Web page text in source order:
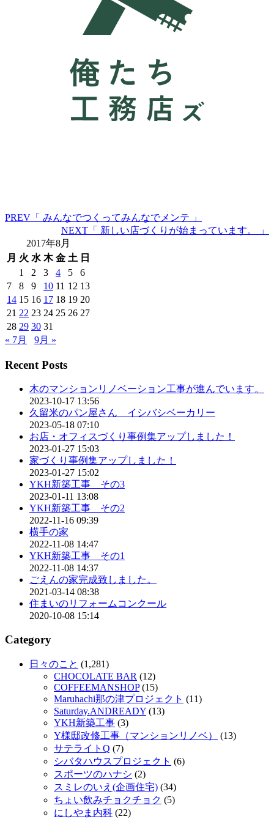
PREV 「 みんなでつくってみんなでメンテ 」
NEXT 「 新しい店づくりが始まっています。 」
2017年8月
月 火 水 木 金 土 日
1
2 3 4 5
6
7
8 9 10 11 12 13
14 15 16 17 18 19 20
21 22 23 24 25 26 27
28 29 30 31
« 7月
9月 »
Recent Posts
木のマンションリノベーション工事が進んでいます。
2023-10-17 13:56
久留米のパン屋さん イシバシベーカリー
2023-05-18 07:10
お店・オフィスづくり事例集アップしました！
2023-01-27 15:03
家づくり事例集アップしました！
2023-01-27 15:02
YKH新築工事 その3
2023-01-11 13:08
YKH新築工事 その2
2022-11-16 09:39
横手の家
2022-11-08 14:47
YKH新築工事 その1
2022-11-08 14:37
ごえんの家完成致しました。
2021-03-14 08:38
住まいのリフォームコンクール
2020-10-08 15:14
Category
日々のこと (1,281)
CHOCOLATE BAR (12)
COFFEEMANSHOP(15)
Maruhachi那の津プロジェクト (11)
Saturday.ANDREADY (13)
YKH新築工事 (3)
Y様邸改修工事（マンションリノベ）
(13)
サテライトQ (7)
シバタハウスプロジェクト (6)
スポーツのハナシ (2)
スミレのいえ(企画住宅) (34)
ちょい飲みチョクチョク (5)
にしやま内科 (22)